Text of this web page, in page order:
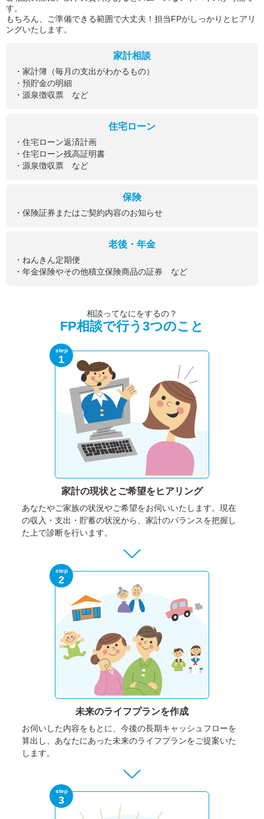
す。
もちろん、ご準備できる範囲で大丈夫！担当FPがしっかりとヒアリ
ングいたします。
家計相談
・家計簿（毎月の支出がわかるもの）
・預貯金の明細
・源泉徴収票 など
住宅ローン
・住宅ローン返済計画
・住宅ローン残高証明書
・源泉徴収票 など
保険
・保険証券またはご契約内容のお知らせ
老後・年金
・ねんきん定期便
・年金保険やその他積立保険商品の証券 など
相談ってなにをするの？
FP相談で行う3つのこと
step
1
家計の現状と ご希望をヒアリング
あなたやご家族の状況やご希望をお伺いいたします。 現在
の収入・支出・貯蓄の状況から、家計のバランスを把握し
た上で診断を行います。
step
2
未来のライフプランを作成
お伺いした内容をもとに、今後の長期キャッシュフローを
算出し、あなたにあった未来のライフプランをご提案いた
します。
step
3